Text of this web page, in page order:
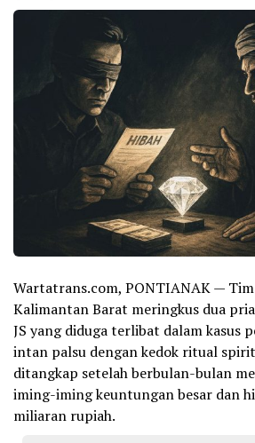
Wartatrans.com, PONTIANAK — Tim
Kalimantan Barat meringkus dua
JS yang diduga terlibat dalam kasus
intan palsu dengan kedok ritual
ditangkap setelah berbulan-bulan
iming-iming keuntungan besar dan
miliaran rupiah.